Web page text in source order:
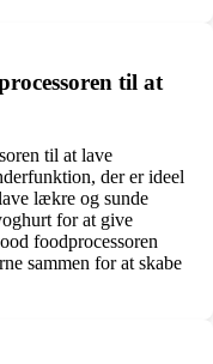
til at
til at lave
der er ideel
lækre og sunde
for at give
foodprocessoren
sammen for at skabe